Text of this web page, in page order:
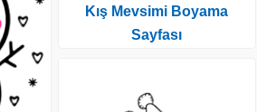
Kış Mevsimi Boyama
Sayfası